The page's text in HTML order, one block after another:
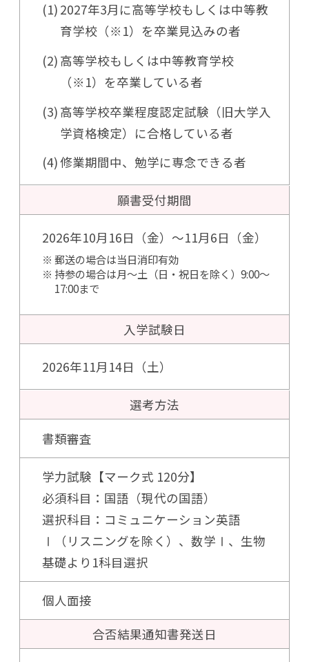
2027年3月に高等学校もしくは中等教
育学校（※1）を卒業見込みの者
高等学校もしくは中等教育学校
（※1）を卒業している者
高等学校卒業程度認定試験（旧大学入
学資格検定）に合格している者
修業期間中、勉学に専念できる者
願書受付期間
2026年10月16日（金）～11月6日（金）
郵送の場合は当日消印有効
持参の場合は月～土（日・祝日を除く）9:00～
17:00まで
入学試験日
2026年11月14日（土）
選考方法
書類審査
学力試験【マーク式 120分】
必須科目：国語（現代の国語）
選択科目：コミュニケーション英語
Ⅰ（リスニングを除く）、数学Ⅰ、生物
基礎より1科目選択
個人面接
合否結果通知書発送日